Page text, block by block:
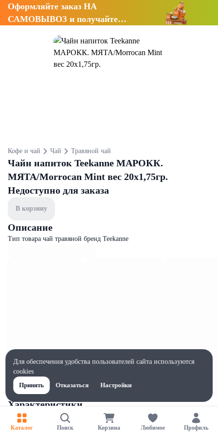
Оформляйте заказ НА
САМОВЫВОЗ и получайте
Кофе и чай Чай Травяной чай
Чайн напиток Teekanne МАРОКК.
МЯТА/Morrocan Mint вес 20х1,75гр.
Недоступно для заказа
В корзину
Описание
Тип товара чай травяной бренд Teekanne
Характеристики
Ширина, мм
80
Каталог Поиск Корзина Любимое Профиль
Для обеспечения удобства пользователей сайта используются
cookies
Принять
Отказаться Настройки